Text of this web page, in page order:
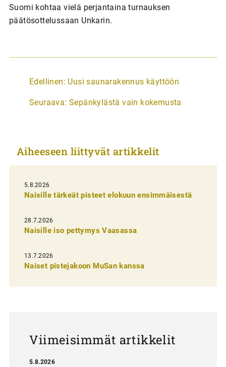
Suomi kohtaa vielä perjantaina turnauksen
päätösottelussaan Unkarin.
A
t
k
e
l
i
e
n
e
Edellinen: Uusi saunarakennus käyttöön
Seuraava: Sepänkylästä vain kokemusta
Aiheeseen liittyvät artikkelit
5.8.2026
Naisille tärkeät pisteet elokuun ensimmäisestä
28.7.2026
Naisille iso pettymys Vaasassa
13.7.2026
Naiset pistejakoon MuSan kanssa
Viimeisimmät artikkelit
5.8.2026